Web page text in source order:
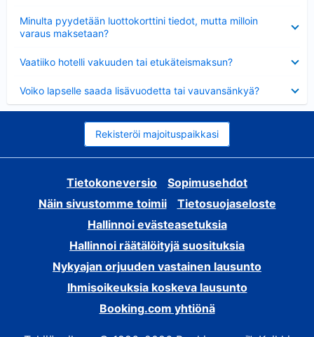
Minulta pyydetään luottokorttini tiedot, mutta milloin
varaus maksetaan?
Vaatiiko hotelli vakuuden tai etukäteismaksun?
Voiko lapselle saada lisävuodetta tai vauvansänkyä?
Rekisteröi majoituspaikkasi
Tietokoneversio
Sopimusehdot
Näin sivustomme toimii
Tietosuojaseloste
Hallinnoi evästeasetuksia
Hallinnoi räätälöityjä suosituksia
Nykyajan orjuuden vastainen lausunto
Ihmisoikeuksia koskeva lausunto
Booking.com yhtiönä